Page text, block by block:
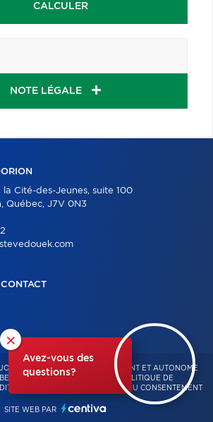
CALCULER
NOTE LÉGALE
×
Avez-vous des
questions?
Cité-des-Jeunes, suite 100
Québec, J7V 0N3
– FRANCHISÉ INDÉPENDANT ET AUTONOME
– TOUS DROITS RÉSERVÉS -POLITIQUE DE
D'UTILISATION GESTION DU CONSENTEMENT
SITE WEB PAR